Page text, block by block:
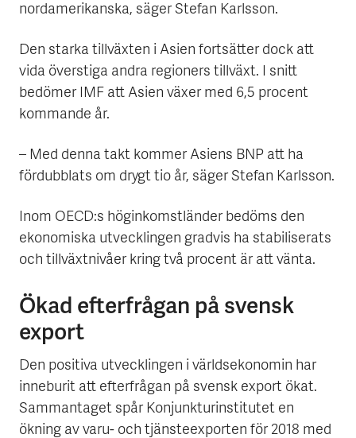
nordamerikanska, säger Stefan Karlsson.
Den starka tillväxten i Asien fortsätter dock att
vida överstiga andra regioners tillväxt. I snitt
bedömer IMF att Asien växer med 6,5 procent
kommande år.
– Med denna takt kommer Asiens BNP att ha
fördubblats om drygt tio år, säger Stefan Karlsson.
Inom OECD:s höginkomstländer bedöms den
ekonomiska utvecklingen gradvis ha stabiliserats
och tillväxtnivåer kring två procent är att vänta.
Ökad efterfrågan på svensk
export
Den positiva utvecklingen i världsekonomin har
inneburit att efterfrågan på svensk export ökat.
Sammantaget spår Konjunkturinstitutet en
ökning av varu- och tjänsteexporten för 2018 med